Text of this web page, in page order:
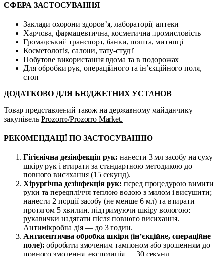
СФЕРА ЗАСТОСУВАННЯ
Заклади охорони здоров’я, лабораторії, аптеки
Харчова, фармацевтична, косметична промисловість
Громадський транспорт, банки, пошта, митниці
Косметологія, салони, тату-студії
Побутове використання вдома та в подорожах
Для обробки рук, операційного та ін’єкційного поля,
стоп
ДОДАТКОВО ДЛЯ БЮДЖЕТНИХ УСТАНОВ
Товар представлений також на державному майданчику
закупівель Prozorro/Prozorro Market.
РЕКОМЕНДАЦІЇ ПО ЗАСТОСУВАННЮ
Гігієнічна дезінфекція рук: нанести 3 мл засобу на суху
шкіру рук і втирати за стандартною методикою до
повного висихання (15 секунд).
Хірургічна дезінфекція рук: перед процедурою вимити
руки та передпліччя теплою водою з милом і висушити;
нанести 2 порції засобу (не менше 6 мл) та втирати
протягом 5 хвилин, підтримуючи шкіру вологою;
рукавички надягати після повного висихання.
Антимікробна дія — до 3 годин.
Антисептична обробка шкіри (ін’єкційне, операційне
поле): обробити змоченим тампоном або зрошенням до
повного змочення, експозиція — 30 секунд.